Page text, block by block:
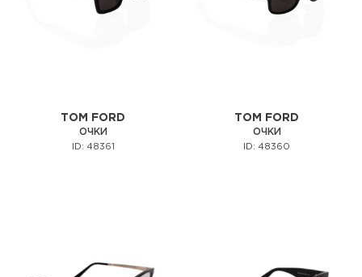
TOM FORD
ОЧКИ
ID: 48361
TOM FORD
ОЧКИ
ID: 48360